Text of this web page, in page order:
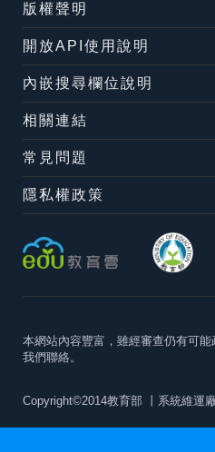
版權聲明
開放API使用說明
內嵌搜尋欄位說明
相關連結
常見問題
隱私權政策
本網站內容豐富，雖經審查仍有可能
我們聯絡。
Copyright©2014教育部 丨系統維運